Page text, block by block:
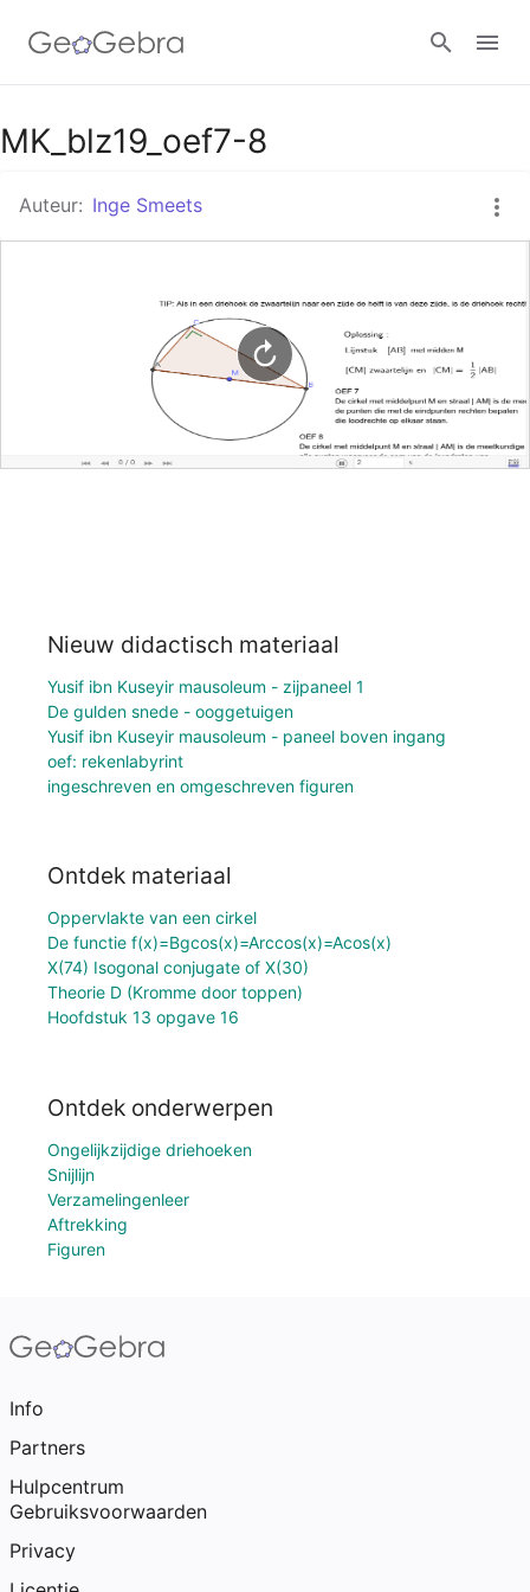
Google Classroom
GeoGebra Klaslokaal
Aanmelden
MK_blz19_oef7-8
Auteur: Inge Smeets
Nieuw didactisch materiaal
Yusif ibn Kuseyir mausoleum - zijpaneel 1
De gulden snede - ooggetuigen
Yusif ibn Kuseyir mausoleum - paneel boven ingang
oef: rekenlabyrint
ingeschreven en omgeschreven figuren
Ontdek materiaal
Oppervlakte van een cirkel
De functie f(x)=Bgcos(x)=Arccos(x)=Acos(x)
X(74) Isogonal conjugate of X(30)
Theorie D (Kromme door toppen)
Hoofdstuk 13 opgave 16
Ontdek onderwerpen
Ongelijkzijdige driehoeken
Snijlijn
Verzamelingenleer
Aftrekking
Figuren
Info
Partners
Hulpcentrum
Gebruiksvoorwaarden
Privacy